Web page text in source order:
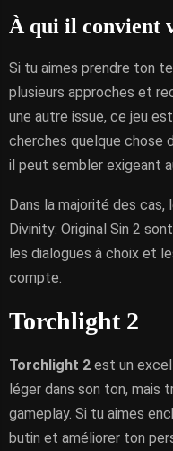
À qui il convient
Si tu aimes prendre ton
plusieurs approches et
une autre issue, ce jeu
cherches quelque chose
il peut sembler exigeant
Dans la majorité des cas,
Divinity: Original Sin 2
les dialogues à choix et
compte.
Torchlight 2
Torchlight 2 est un
léger dans son ton, mais
gameplay. Si tu aimes
butin et améliorer ton